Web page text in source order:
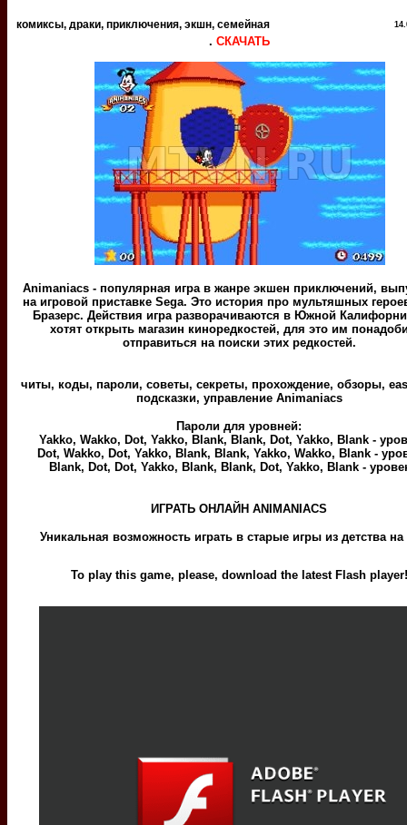
комиксы, драки, приключения, экшн, семейная
. СКАЧАТЬ
Animaniacs - популярная игра в жанре экшен приключений,
на игровой приставке Sega. Это история про мультяшных
Бразерс. Действия игра разворачиваются в Южной
хотят открыть магазин киноредкостей, для это им
отправиться на поиски этих редкостей.
читы, коды, пароли, советы, секреты, прохождение, обзоры,
подсказки, управление Animaniacs
Пароли для уровней:
Yakko, Wakko, Dot, Yakko, Blank, Blank, Dot, Yakko, Blank -
Dot, Wakko, Dot, Yakko, Blank, Blank, Yakko, Wakko, Blank -
Blank, Dot, Dot, Yakko, Blank, Blank, Dot, Yakko, Blank -
ИГРАТЬ ОНЛАЙН ANIMANIACS
Уникальная возможность играть в старые игры из детства на
To play this game, please, download the latest Flash player!